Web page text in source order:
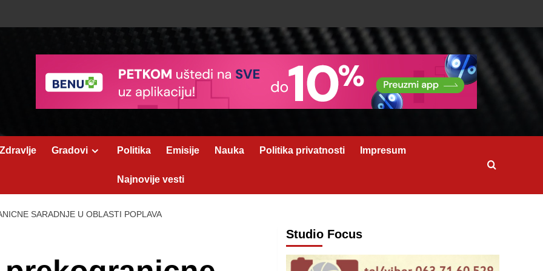
Zdravlje Gradovi Politika Emisije Nauka Politika privatnosti Impresum
Najnovije vesti
SARADNJE U OBLASTI POPLAVA
Studio Focus